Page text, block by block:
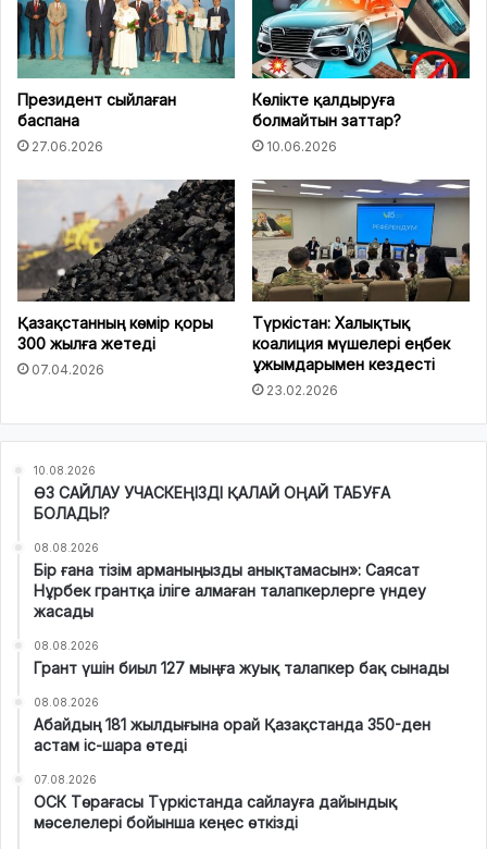
Президент сыйлаған
баспана
27.06.2026
Көлікте қалдыруға
болмайтын заттар?
10.06.2026
Қазақстанның көмір қоры
300 жылға жетеді
07.04.2026
Түркістан: Халықтық
коалиция мүшелері еңбек
ұжымдарымен кездесті
23.02.2026
10.08.2026
ӨЗ САЙЛАУ УЧАСКЕҢІЗДІ ҚАЛАЙ ОҢАЙ ТАБУҒА
БОЛАДЫ?
08.08.2026
Бір ғана тізім арманыңызды анықтамасын»: Саясат
Нұрбек грантқа іліге алмаған талапкерлерге үндеу
жасады
08.08.2026
Грант үшін биыл 127 мыңға жуық талапкер бақ сынады
08.08.2026
Абайдың 181 жылдығына орай Қазақстанда 350-ден
астам іс-шара өтеді
07.08.2026
ОСК Төрағасы Түркістанда сайлауға дайындық
мәселелері бойынша кеңес өткізді